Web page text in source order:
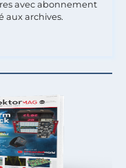
avec abonnement
aux archives.